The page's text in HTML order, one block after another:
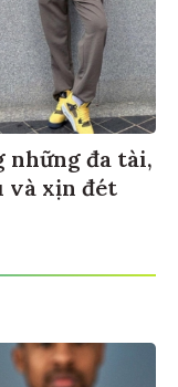
những đa tài,
và xịn đét